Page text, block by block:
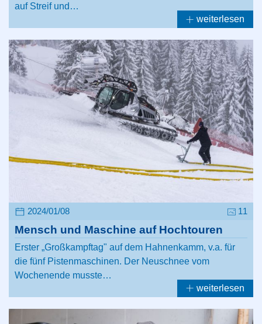
auf Streif und…
weiterlesen
2024/01/08 11
Mensch und Maschine auf Hochtouren
Erster „Großkampftag" auf dem Hahnenkamm, v.a. für
die fünf Pistenmaschinen. Der Neuschnee vom
Wochenende musste…
weiterlesen